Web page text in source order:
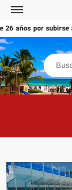
Saltar
contenido
años por subirse al
Buscar